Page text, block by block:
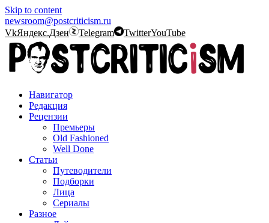
Skip to content
newsroom@postcriticism.ru
VkЯндекс.Дзен Telegram TwitterYouTube
Навигатор
Редакция
Рецензии
Премьеры
Old Fashioned
Well Done
Статьи
Путеводители
Подборки
Лица
Сериалы
Разное